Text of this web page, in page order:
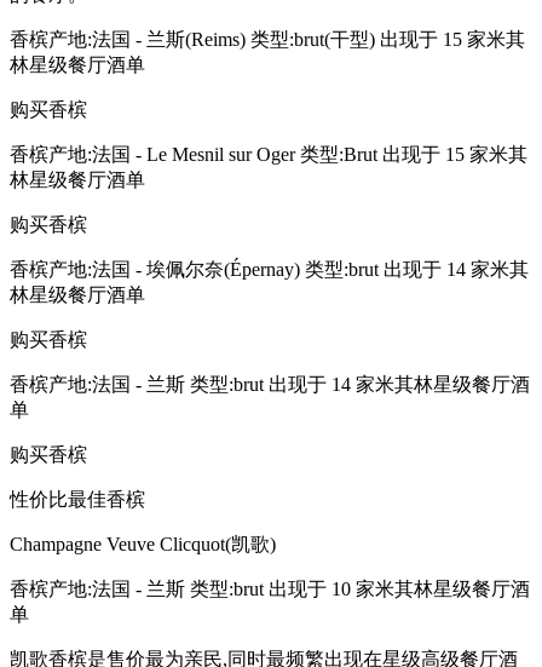
香槟产地:法国 - 兰斯(Reims) 类型:brut(干型) 出现于 15 家米其
林星级餐厅酒单
购买香槟
香槟产地:法国 - Le Mesnil sur Oger 类型:Brut 出现于 15 家米其
林星级餐厅酒单
购买香槟
香槟产地:法国 - 埃佩尔奈(Épernay) 类型:brut 出现于 14 家米其
林星级餐厅酒单
购买香槟
香槟产地:法国 - 兰斯 类型:brut 出现于 14 家米其林星级餐厅酒
单
购买香槟
性价比最佳香槟
Champagne Veuve Clicquot(凯歌)
香槟产地:法国 - 兰斯 类型:brut 出现于 10 家米其林星级餐厅酒
单
凯歌香槟是售价最为亲民,同时最频繁出现在星级高级餐厅酒